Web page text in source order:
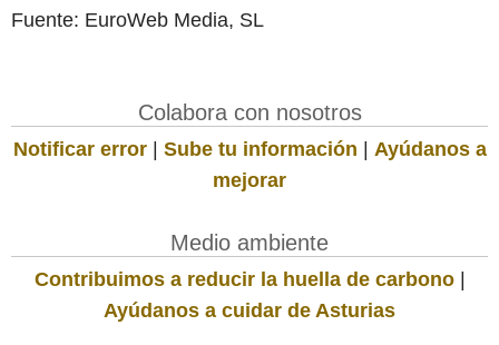
Fuente: EuroWeb Media, SL
Colabora con nosotros
Notificar error| Sube tu información | Ayúdanos a
mejorar
Medio ambiente
Contribuimos a reducir la huella de carbono|
Ayúdanos a cuidar de Asturias